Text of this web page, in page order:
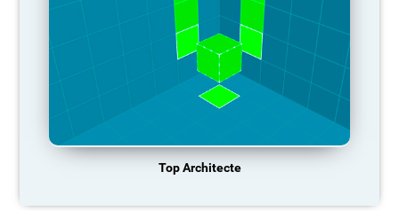
Top Architecte